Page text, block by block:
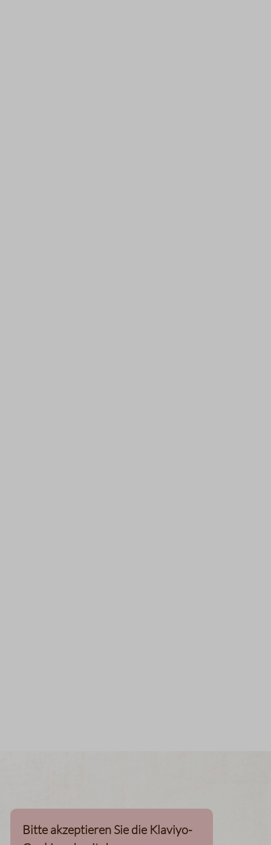
Bitte akzeptieren Sie die Klaviyo-